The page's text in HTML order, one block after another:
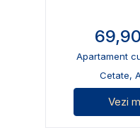
Apartament
Cetate,
Vezi